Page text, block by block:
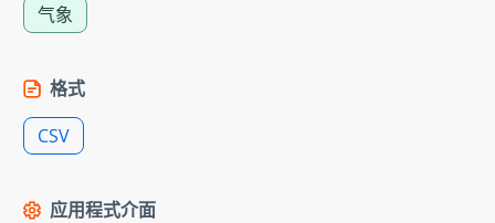
气象
格式
CSV
应用程式介面